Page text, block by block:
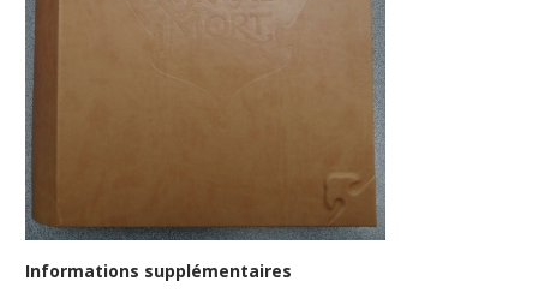
Informations supplémentaires